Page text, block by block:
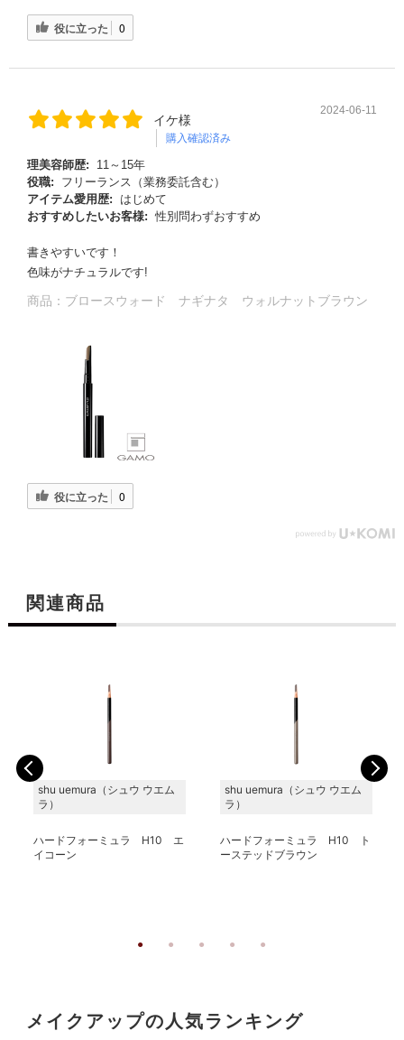
役に立った 0
イケ様
購入確認済み
2024-06-11
理美容師歴:
11～15年
役職:
フリーランス（業務委託含む）
アイテム愛用歴:
はじめて
おすすめしたいお客様: 性別問わずおすすめ
書きやすいです！
色味がナチュラルです!
商品： ブロースウォード ナギナタ ウォルナットブラウン
役に立った 0
関連商品
shu uemura（シュウ ウエム
ラ）
ハードフォーミュラ H10 エ
イコーン
shu uemura（シュウ ウエム
ラ）
ハードフォーミュラ H10 ト
ーステッドブラウン
メイクアップの人気ランキング